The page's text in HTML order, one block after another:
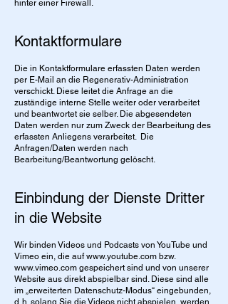
hinter einer Firewall.
Kontaktformulare
Die in Kontaktformulare erfassten Daten werden
per E-Mail an die Regenerativ-Administration
verschickt. Diese leitet die Anfrage an die
zuständige interne Stelle weiter oder verarbeitet
und beantwortet sie selber. Die abgesendeten
Daten werden nur zum Zweck der Bearbeitung des
erfassten Anliegens verarbeitet. Die
Anfragen/Daten werden nach
Bearbeitung/Beantwortung gelöscht.
Einbindung der Dienste Dritter
in die Website
Wir binden Videos und Podcasts von YouTube und
Vimeo ein, die aufwww.youtube.com bzw.
www.vimeo.com gespeichert sind und von unserer
Website aus direkt abspielbar sind. Diese sind alle
im „erweiterten Datenschutz-Modus“ eingebunden,
d. h. solang Sie die Videos nicht abspielen, werden